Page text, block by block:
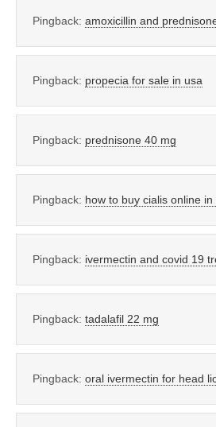
Pingback: amoxicillin and
Pingback: propecia for sale in usa
Pingback: prednisone 40 mg
Pingback: how to buy cialis online in
Pingback: ivermectin and covid 19
Pingback: tadalafil 22 mg
Pingback: oral ivermectin for head